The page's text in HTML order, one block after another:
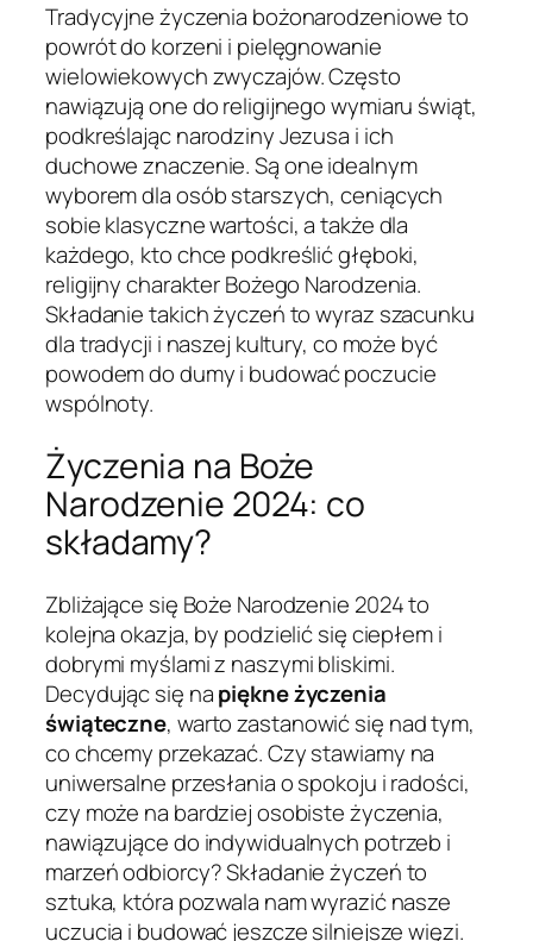
Tradycyjne życzenia bożonarodzeniowe to
powrót do korzeni i pielęgnowanie
wielowiekowych zwyczajów. Często
nawiązują one do religijnego wymiaru świąt,
podkreślając narodziny Jezusa i ich
duchowe znaczenie. Są one idealnym
wyborem dla osób starszych, ceniących
sobie klasyczne wartości, a także dla
każdego, kto chce podkreślić głęboki,
religijny charakter Bożego Narodzenia.
Składanie takich życzeń to wyraz szacunku
dla tradycji i naszej kultury, co może być
powodem do dumy i budować poczucie
wspólnoty.
Życzenia na Boże
Narodzenie 2024: co
składamy?
Zbliżające się Boże Narodzenie 2024 to
kolejna okazja, by podzielić się ciepłem i
dobrymi myślami z naszymi bliskimi.
Decydując się napiękne życzenia
świąteczne, warto zastanowić się nad tym,
co chcemy przekazać. Czy stawiamy na
uniwersalne przesłania o spokoju i radości,
czy może na bardziej osobiste życzenia,
nawiązujące do indywidualnych potrzeb i
marzeń odbiorcy? Składanie życzeń to
sztuka, która pozwala nam wyrazić nasze
uczucia i budować jeszcze silniejsze więzi.